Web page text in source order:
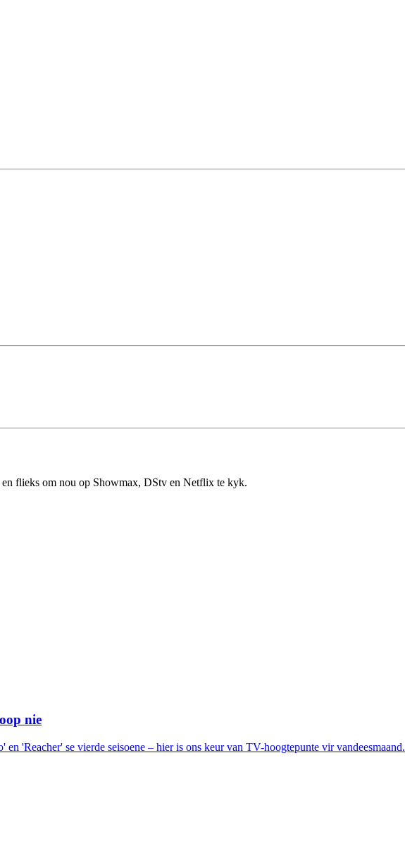
en flieks om nou op Showmax, DStv en Netflix te kyk.
nie
'Reacher' se vierde seisoene – hier is ons keur van TV-hoogtepunte vir vandeesmaand.